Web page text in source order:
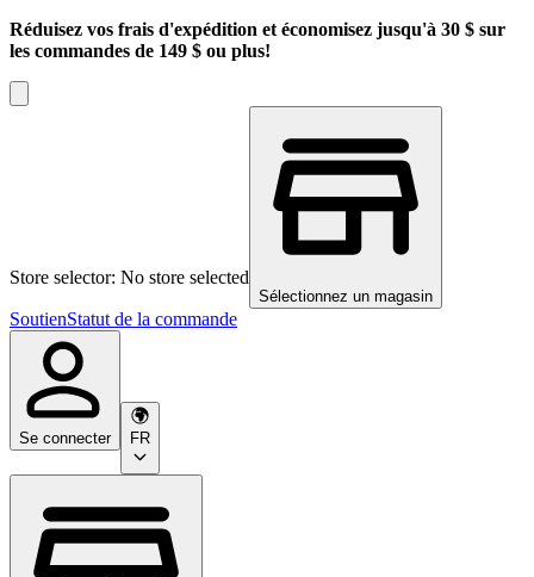
Réduisez vos frais d'expédition et économisez jusqu'à 30 $ sur
les commandes de 149 $ ou plus!
Store selector: No store selected
Sélectionnez un magasin
SoutienStatut de la commande
Se connecter FR